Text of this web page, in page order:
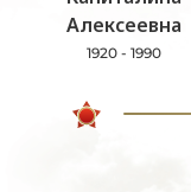
Алексеевна
1920 - 1990